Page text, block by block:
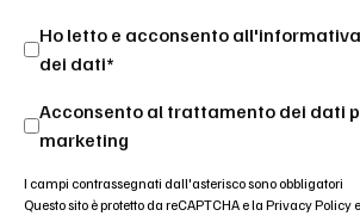
Ho letto e acconsento all'
dei dati*
Acconsento al trattamento dei dati
marketing
I campi contrassegnati dall'asterisco sono obbligatori
Questo sito è protetto da reCAPTCHA e la Privacy Policy e